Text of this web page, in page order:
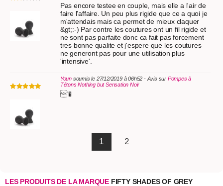
Pas encore testee en couple, mais elle a l'air de
faire l'affaire. Un peu plus rigide que ce a quoi je
m'attendais mais ca permet de mieux claquer
&gt;:-) Par contre les coutures ont un fil rigide et
ne sont pas parfaite donc ca fait pas forcement
tres bonne qualite et j'espere que les coutures
ne generont pas pour une utilisation plus
'intensive'.
Younsoumis le 27/12/2019 à 06h52 - Avis sur Pompes à
Tétons Nothing but Sensation Noir
'�
1 2
LES PRODUITS DE LA MARQUE FIFTY SHADES OF GREY